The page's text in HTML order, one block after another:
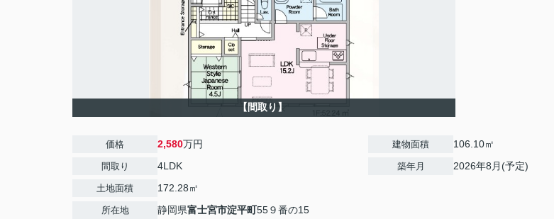
【間取り】
価格 2,580万円
間取り 4LDK
土地面積 172.28㎡
所在地 静岡県富士宮市淀平町55９番の15
建物面積 106.10㎡
築年月 2026年8月(予定)